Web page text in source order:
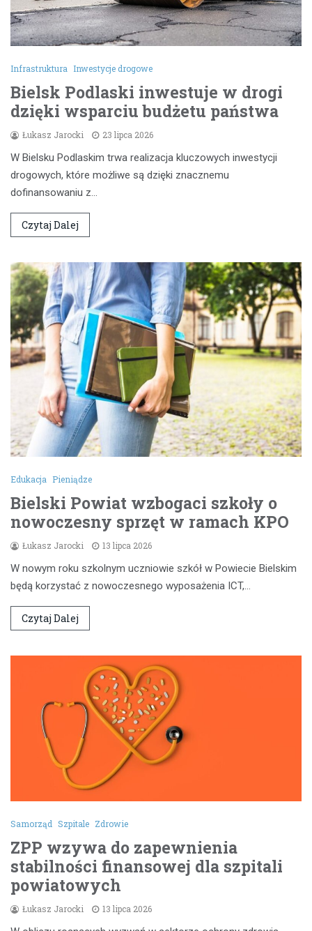
Infrastruktura Inwestycje drogowe
Bielsk Podlaski inwestuje w drogi
dzięki wsparciu budżetu państwa
Łukasz Jarocki 23 lipca 2026
W Bielsku Podlaskim trwa realizacja kluczowych inwestycji
drogowych, które możliwe są dzięki znacznemu
dofinansowaniu z…
Czytaj Dalej
Edukacja Pieniądze
Bielski Powiat wzbogaci szkoły o
nowoczesny sprzęt w ramach KPO
Łukasz Jarocki 13 lipca 2026
W nowym roku szkolnym uczniowie szkół w Powiecie Bielskim
będą korzystać z nowoczesnego wyposażenia ICT,…
Czytaj Dalej
Samorząd Szpitale Zdrowie
ZPP wzywa do zapewnienia
stabilności finansowej dla szpitali
powiatowych
Łukasz Jarocki 13 lipca 2026